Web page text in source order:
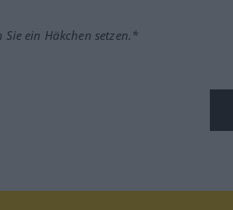
ein Häkchen setzen.*